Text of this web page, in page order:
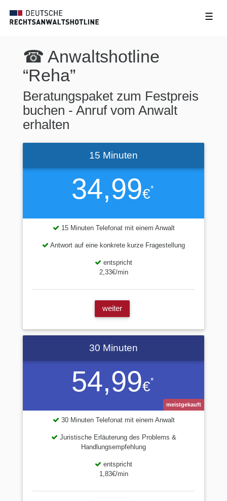
☰
☎ Anwaltshotline
“Reha”
Beratungspaket zum Festpreis
buchen - Anruf vom Anwalt
erhalten
34,99€*
15 Minuten
15 Minuten Telefonat mit einem Anwalt
Antwort auf eine konkrete kurze Fragestellung
entspricht
2,33€/min
weiter
54,99€*
30 Minuten
meistgekauft
30 Minuten Telefonat mit einem Anwalt
Juristische Erläuterung des Problems &
Handlungsempfehlung
entspricht
1,83€/min